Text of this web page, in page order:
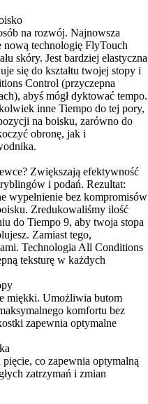
na rozwój. Najnowsza
technologię FlyTouch
skóry. Jest bardziej elastyczna
się do kształtu twojej stopy i
Control (przyczepna
abyś mógł dyktować tempo.
inne Tiempo do tej pory,
na boisku, zarówno do
obronę, jak i
Zwiększają efektywność
i podań. Rezultat:
wypełnienie bez kompromisów
Zredukowaliśmy ilość
do Tiempo 9, aby twoja stopa
Zamiast tego,
Technologia All Conditions
teksturę w każdych
miękki. Umożliwia butom
komfortu bez
zapewnia optymalne
co zapewnia optymalną
zatrzymań i zmian